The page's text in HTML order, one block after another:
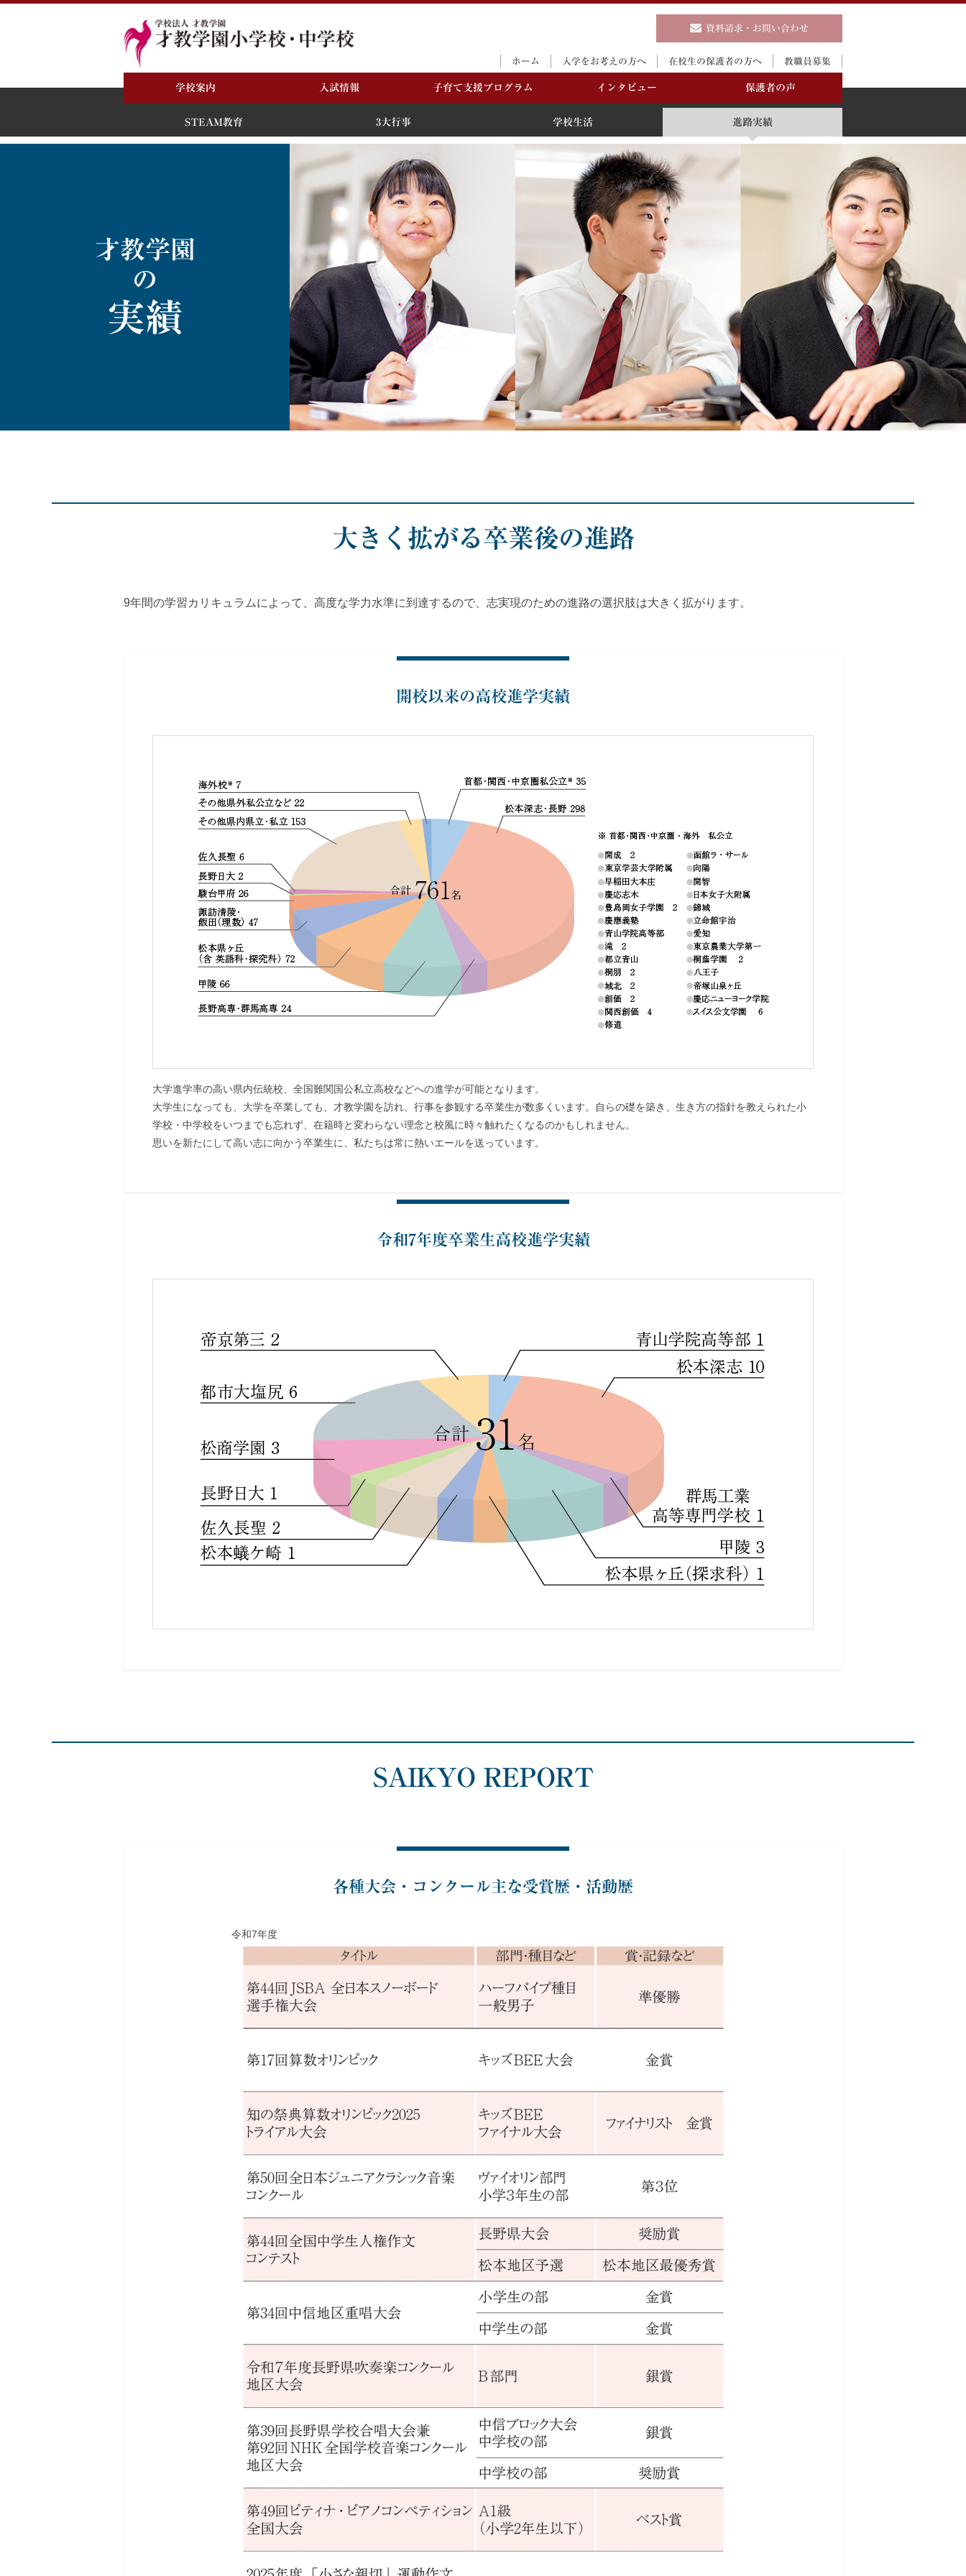
学校案内
STEAM教育
－教育理念
－STEAM教育とは
－人格
－学力
－21世紀型スキル
3大行事
－体育祭
－さいきょう祭
－プレゼンテーション
コンテスト
学校生活
－年間行事
－部活動
－校章・校歌・制服
－施設
－アクセス
－学校概要
入試情報
入学をお考えの方へ
入学選抜試験日程・募
集要項
Q＆A／学費等
子育て支援プログラム インタビュー 保護者の声
ホーム 入学をお考えの方へ 在校生の保護者の方へ 教職員募集
資料請求・お問い合わせ
STEAM教育 3大行事 学校生活 進路実績
才教学園
の
実績
大きく拡がる卒業後の進路
9年間の学習カリキュラムによって、高度な学力水準に到達するので、志実現のための進路の選択肢は大きく拡がります。
開校以来の高校進学実績
大学進学率の高い県内伝統校、全国難関国公私立高校などへの進学が可能となります。
大学生になっても、大学を卒業しても、才教学園を訪れ、行事を参観する卒業生が数多くいます。自らの礎を築き、生き方の指針を教えられた小
学校・中学校をいつまでも忘れず、在籍時と変わらない理念と校風に時々触れたくなるのかもしれません。
思いを新たにして高い志に向かう卒業生に、私たちは常に熱いエールを送っています。
令和7年度卒業生高校進学実績
SAIKYO REPORT
各種大会・コンクール主な受賞歴・活動歴
令和7年度